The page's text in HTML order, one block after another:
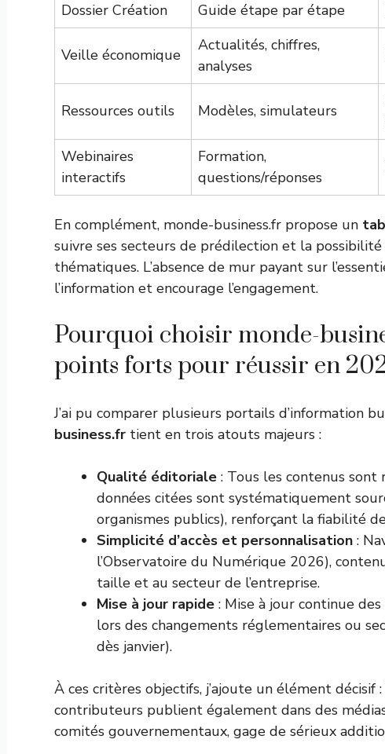
Dossier Création
Guide étape par étape
Veille économique
Actualités, chiffres,
analyses
Ressources outils Modèles, simulateurs
Webinaires
interactifs
Formation,
questions/réponses
En complément, monde-business.fr propose un
suivre ses secteurs de prédilection et la possibilité
thématiques. L’absence de mur payant sur
l’information et encourage l’engagement.
Pourquoi choisir monde-
points forts pour réussir en
J’ai pu comparer plusieurs portails d’information
business.fr tient en trois atouts majeurs :
Qualité éditoriale : Tous les contenus sont
données citées sont systématiquement
organismes publics), renforçant la fiabilité
Simplicité d’accès et personnalisation :
l’Observatoire du Numérique 2026),
taille et au secteur de l’entreprise.
Mise à jour rapide : Mise à jour continue
lors des changements réglementaires ou
dès janvier).
À ces critères objectifs, j’ajoute un élément décisif
contributeurs publient également dans des
comités gouvernementaux, gage de sérieux